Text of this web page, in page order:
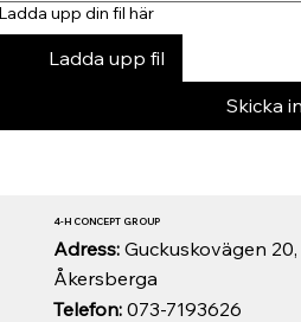
upp din fil här
Ladda upp fil
Skicka in
Telefon:073-7193626
Adress: Guckuskovägen 20,
Åkersberga
4-H CONCEPT GROUP